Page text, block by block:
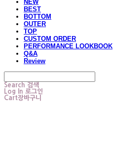
NEW
BEST
BOTTOM
OUTER
TOP
CUSTOM ORDER
PERFORMANCE LOOKBOOK
Q&A
Review
Search 검색
Log In 로그인
Cart장바구니